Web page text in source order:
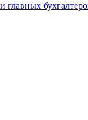
главных